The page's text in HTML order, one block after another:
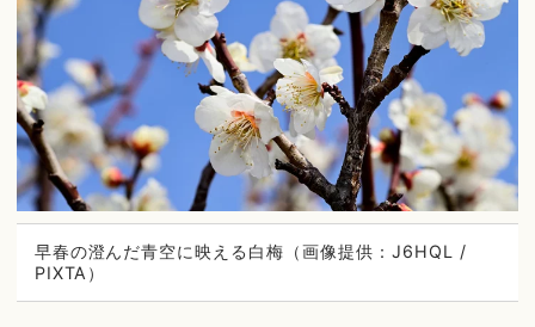
早春の澄んだ青空に映える白梅（画像提供：J6HQL /
PIXTA）